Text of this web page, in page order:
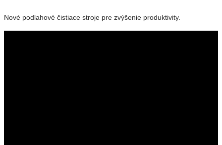
Nové podlahové čistiace stroje pre zvýšenie produktivity.